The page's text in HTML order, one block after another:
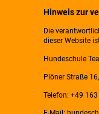
Hinweis zur
Die
dieser Website
Hundeschule
Plöner Straße
Telefon: +49